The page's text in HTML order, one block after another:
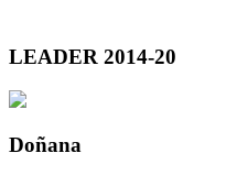
LEADER 2014-20
Doñana